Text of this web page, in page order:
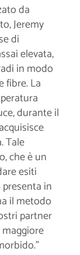
da
Jeremy
di
elevata,
in modo
fibre. La
durante il
Tale
che è un
esiti
in
il metodo
partner